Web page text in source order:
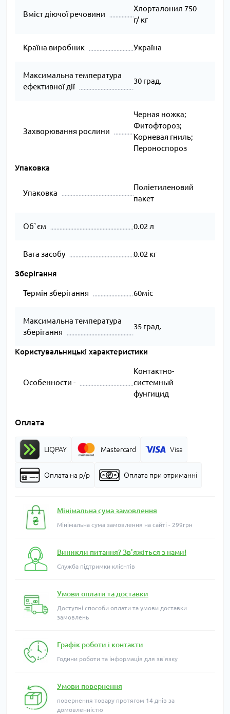
Вміст діючої речовини
Хлорталонил 750
г/ кг
Країна виробник Україна
Максимальна температура
ефективної дії
30 град.
Захворювання рослини
Черная ножка;
Фитофтороз;
Корневая гниль;
Пероноспороз
Упаковка
Упаковка
Поліетиленовий
пакет
Об`єм 0.02 л
Вага засобу 0.02 кг
Зберігання
Термін зберігання 60міс
Максимальна температура
зберігання
35 град.
Користувальницькі характеристики
Особенности -
Контактно-
системный
фунгицид
Оплата
LIQPAY Mastercard Visa
Оплата на р/р Оплата при отриманні
Мінімальна сума замовлення
Мінімальна сума замовлення на сайті - 299грн
Виникли питання? Зв'яжіться з нами!
Служба підтримки клієнтів
Умови оплати та доставки
Доступні способи оплати та умови доставки
замовлень
Графік роботи і контакти
Години роботи та інформація для зв'язку
Умови повернення
повернення товару протягом 14 днів за
домовленністю